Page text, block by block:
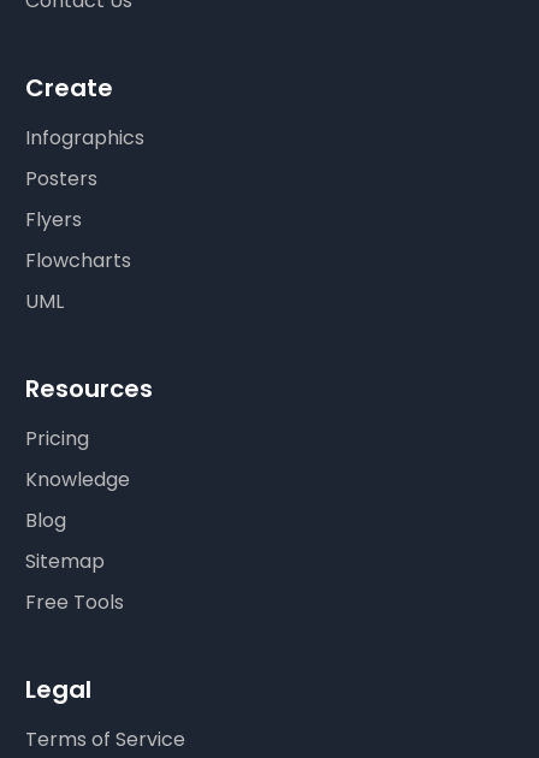
Create
Infographics
Posters
Flyers
Flowcharts
UML
Resources
Pricing
Knowledge
Blog
Sitemap
Free Tools
Legal
Terms of Service